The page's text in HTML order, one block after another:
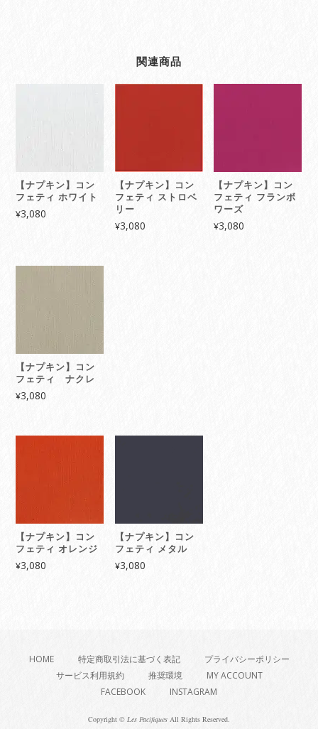
関連商品
【ナプキン】コン
フェティ ホワイト
¥3,080
【ナプキン】コン
フェティ ストロベ
リー
¥3,080
【ナプキン】コン
フェティ フランボ
ワーズ
¥3,080
【ナプキン】コン
フェティ ナクレ
¥3,080
【ナプキン】コン
フェティ オレンジ
¥3,080
【ナプキン】コン
フェティ メタル
¥3,080
HOME 特定商取引法に基づく表記
プライバシーポリシー
サービス利用規約
推奨環境
MY ACCOUNT
FACEBOOK
INSTAGRAM
Copyright © Les Pacifiques All Rights Reserved.